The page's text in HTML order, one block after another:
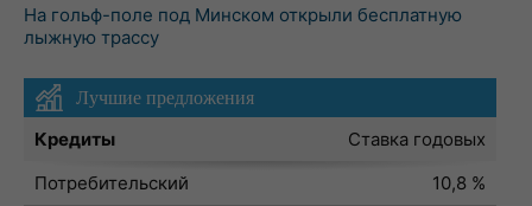
На гольф-поле под Минском открыли бесплатную
лыжную трассу
Лучшие предложения
Кредиты
Ставка годовых
Потребительский
10,8 %